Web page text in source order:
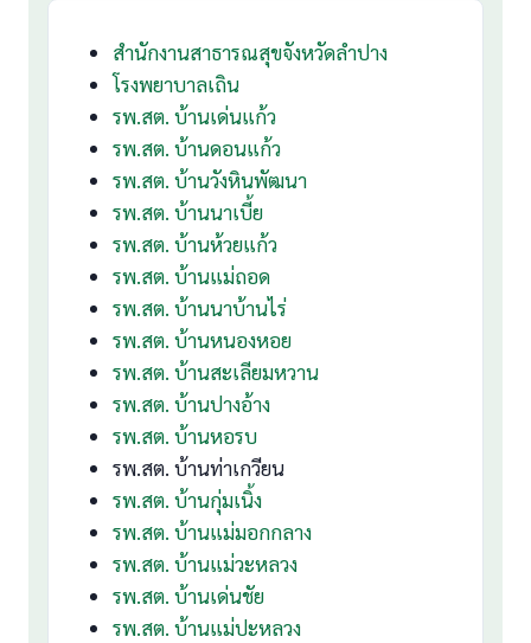
สำนักงานสาธารณสุขจังหวัดลำปาง
โรงพยาบาลเถิน
รพ.สต. บ้านเด่นแก้ว
รพ.สต. บ้านดอนแก้ว
รพ.สต. บ้านวังหินพัฒนา
รพ.สต. บ้านนาเบี้ย
รพ.สต. บ้านห้วยแก้ว
รพ.สต. บ้านแม่ถอด
รพ.สต. บ้านนาบ้านไร่
รพ.สต. บ้านหนองหอย
รพ.สต. บ้านสะเลียมหวาน
รพ.สต. บ้านปางอ้าง
รพ.สต. บ้านหอรบ
รพ.สต. บ้านท่าเกวียน
รพ.สต. บ้านกุ่มเนิ้ง
รพ.สต. บ้านแม่มอกกลาง
รพ.สต. บ้านแม่วะหลวง
รพ.สต. บ้านเด่นชัย
รพ.สต. บ้านแม่ปะหลวง